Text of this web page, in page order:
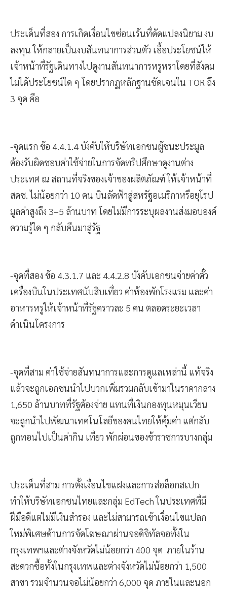
ประเด็นที่สอง การเกิดเงื่อนไขซ่อนเร้นที่ดัดแปลงนิยาม งบ
ลงทุน ให้กลายเป็นงบสันทนาการส่วนตัว เอื้อประโยชน์ให้
เจ้าหน้าที่รัฐเดินทางไปดูงานสันทนาการหรูหราโดยที่สังคม
ไม่ได้ประโยชน์ใด ๆ โดยปรากฏหลักฐานชัดเจนใน TOR ถึง
-จุดแรก ข้อ 4.4.1.4 บังคับให้บริษัทเอกชนผู้ชนะประมูล
ต้องรับผิดชอบค่าใช้จ่ายในการจัดทริปศึกษาดูงานต่าง
ประเทศ ณ สถานที่จริงของเจ้าของผลิตภัณฑ์ ให้เจ้าหน้าที่
สดช. ไม่น้อยกว่า 10 คน บินลัดฟ้าสู่สหรัฐอเมริกาหรือยุโรป
มูลค่าสูงถึง 3–5 ล้านบาท โดยไม่มีการระบุผลงานส่งมอบองค์
-จุดที่สอง ข้อ 4.3.1.7 และ 4.4.2.8 บังคับเอกชนจ่ายค่าตั๋ว
เครื่องบินในประเทศนับสิบเที่ยว ค่าห้องพักโรงแรม และค่า
อาหารหรูให้เจ้าหน้าที่รัฐคราวละ 5 คน ตลอดระยะเวลา
-จุดที่สาม ค่าใช้จ่ายสันทนาการและการดูแลเหล่านี้ แท้จริง
แล้วจะถูกเอกชนนำไปบวกเพิ่มรวมกลับเข้ามาในราคากลาง
1,650 ล้านบาทที่รัฐต้องจ่าย แทนที่เงินกองทุนหมุนเวียน
จะถูกนำไปพัฒนาเทคโนโลยีของคนไทยให้คุ้มค่า แต่กลับ
ประเด็นที่สาม การตั้งเงื่อนไขแฝงและการส่อล็อกสเปก
ทำให้บริษัทเอกชนไทยและกลุ่ม EdTech ในประเทศที่มี
ฝีมือดีแต่ไม่มีเงินสำรอง และไม่สามารถเข้าเงื่อนไขแปลก
ใหม่พิเศษด้านการจัดโฆษณาผ่านจอดิจิทัลจอทั้งใน
กรุงเทพฯและต่างจังหวัดไม่น้อยกว่า 400 จุด ภายในร้าน
สะดวกซื้อทั้งในกรุงเทพและต่างจังหวัดไม่น้อยกว่า 1,500